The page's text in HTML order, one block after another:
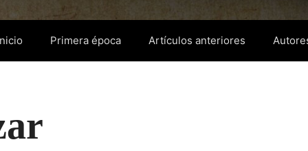
Primera época Artículos anteriores